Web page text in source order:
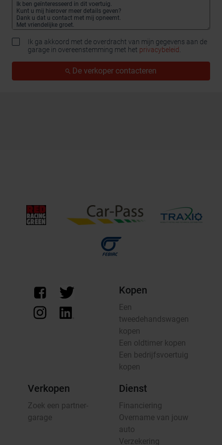
Ik ga akkoord met de overdracht van mijn gegevens aan de
garage in overeenstemming met het privacybeleid
De verkoper contacteren
Kopen
Een
tweedehandswagen
kopen
Een oldtimer kopen
Een bedrijfsvoertuig
kopen
Verkopen
Zoek een partner-
garage
Dienst
Financiering
Overname van jouw
auto
Verzekering